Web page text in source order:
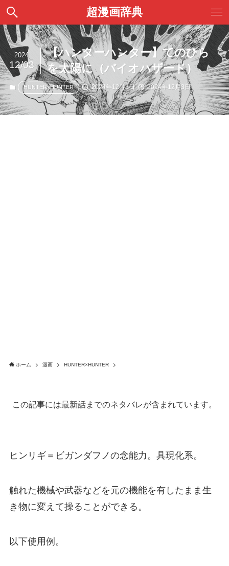
超漫画辞典
【ハンターハンター】てのひら
を太陽に（バイオハザード）
2024
12/03
HUNTER×HUNTER 2024年12月3日 2024年12月3日
ホーム 漫画 HUNTER×HUNTER
この記事には最新話までのネタバレが含まれています。
ヒンリギ＝ビガンダフノの念能力。具現化系。
触れた機械や武器などを元の機能を有したまま生
き物に変えて操ることができる。
以下使用例。